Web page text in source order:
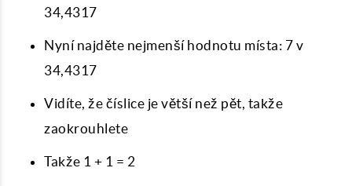
34,4317
Nyní najděte nejmenší hodnotu místa: 7 v
34,4317
Vidíte, že číslice je větší než pět, takže
zaokrouhlete
Takže 1 + 1 = 2